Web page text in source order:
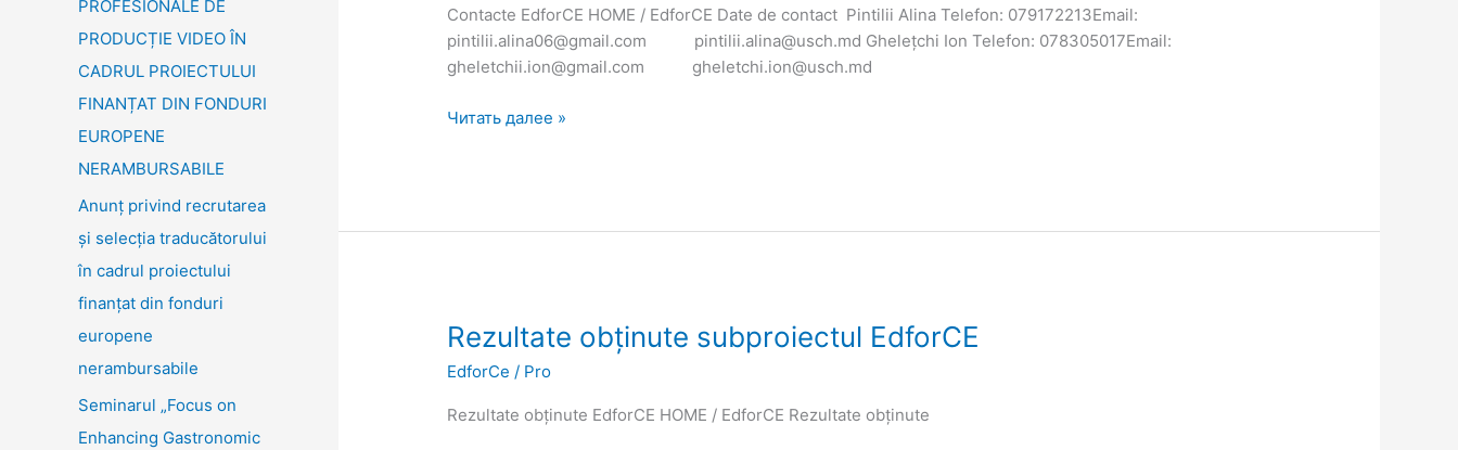
PROFESIONALE DE
PRODUCȚIE VIDEO ÎN
CADRUL PROIECTULUI
FINANȚAT DIN FONDURI
EUROPENE
NERAMBURSABILE
Anunț privind recrutarea
și selecția traducătorului
în cadrul proiectului
finanțat din fonduri
europene
nerambursabile
Seminarul „Focus on
Enhancing Gastronomic
Contacte EdforCE HOME / EdforCE Date de contact Pintilii Alina Telefon: 079172213Email:
pintilii.alina06@gmail.com pintilii.alina@usch.md Ghelețchi Ion Telefon: 078305017Email:
gheletchii.ion@gmail.com gheletchi.ion@usch.md
Читать далее »
Rezultate obținute subproiectul EdforCE
EdforCe / Pro
Rezultate obținute EdforCE HOME / EdforCE Rezultate obținute
Rezultate
subproiectul
EdforCE